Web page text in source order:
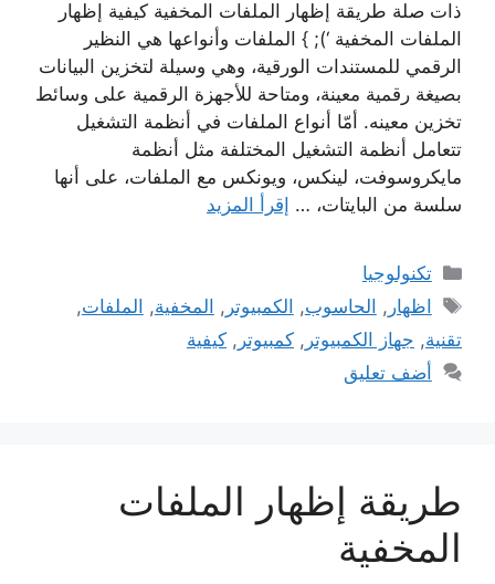
ذات صلة طريقة إظهار الملفات المخفية كيفية إظهار
الملفات المخفية ‘); } الملفات وأنواعها هي النظير
الرقمي للمستندات الورقية، وهي وسيلة لتخزين البيانات
بصيغة رقمية معينة، ومتاحة للأجهزة الرقمية على وسائط
تخزين معينه. أمّا أنواع الملفات في أنظمة التشغيل
تتعامل أنظمة التشغيل المختلفة مثل أنظمة
مايكروسوفت، لينكس، ويونكس مع الملفات، على أنها
سلسة من البايتات، … إقرأ المزيد
التصنيفات
تكنولوجيا
الوسوم
اظهار , الحاسوب, الكمبيوتر , المخفية, الملفات,
تقنية, جهاز الكمبيوتر , كمبيوتر , كيفية
أضف تعليق
طريقة إظهار الملفات
المخفية